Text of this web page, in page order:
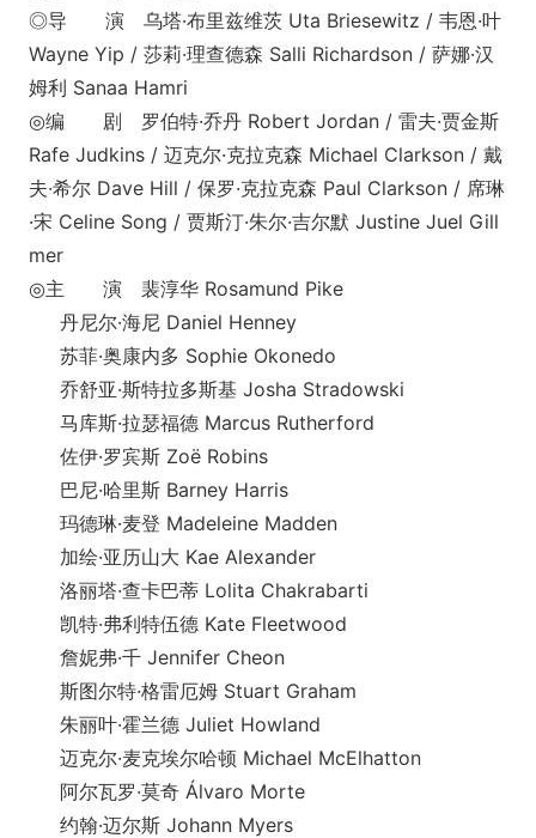
◎导 演 乌塔·布里兹维茨 Uta Briesewitz / 韦恩·叶
Wayne Yip / 莎莉·理查德森 Salli Richardson / 萨娜·汉
姆利 Sanaa Hamri
◎编 剧 罗伯特·乔丹 Robert Jordan / 雷夫·贾金斯
Rafe Judkins / 迈克尔·克拉克森 Michael Clarkson / 戴
夫·希尔 Dave Hill / 保罗·克拉克森 Paul Clarkson / 席琳
·宋 Celine Song / 贾斯汀·朱尔·吉尔默 Justine Juel Gill
mer
◎主 演 裴淳华 Rosamund Pike
丹尼尔·海尼 Daniel Henney
苏菲·奥康内多 Sophie Okonedo
乔舒亚·斯特拉多斯基 Josha Stradowski
马库斯·拉瑟福德 Marcus Rutherford
佐伊·罗宾斯 Zoë Robins
巴尼·哈里斯 Barney Harris
玛德琳·麦登 Madeleine Madden
加绘·亚历山大 Kae Alexander
洛丽塔·查卡巴蒂 Lolita Chakrabarti
凯特·弗利特伍德 Kate Fleetwood
詹妮弗·千 Jennifer Cheon
斯图尔特·格雷厄姆 Stuart Graham
朱丽叶·霍兰德 Juliet Howland
迈克尔·麦克埃尔哈顿 Michael McElhatton
阿尔瓦罗·莫奇 Álvaro Morte
约翰·迈尔斯 Johann Myers